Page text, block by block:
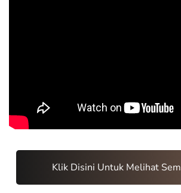
Klik Disini Untuk Melihat